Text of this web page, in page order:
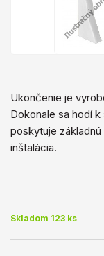
Ukončenie je
Dokonale sa hodí
poskytuje
inštalácia.
Skladom 123 ks